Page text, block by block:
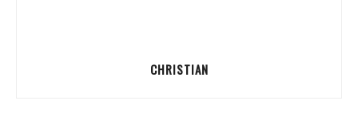
CHRISTIAN